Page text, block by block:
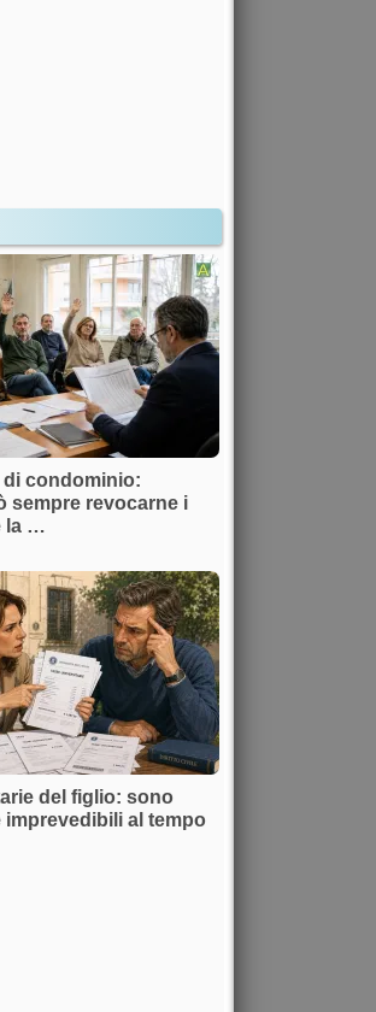
condominio:
sempre revocarne i
la …
del figlio: sono
al tempo